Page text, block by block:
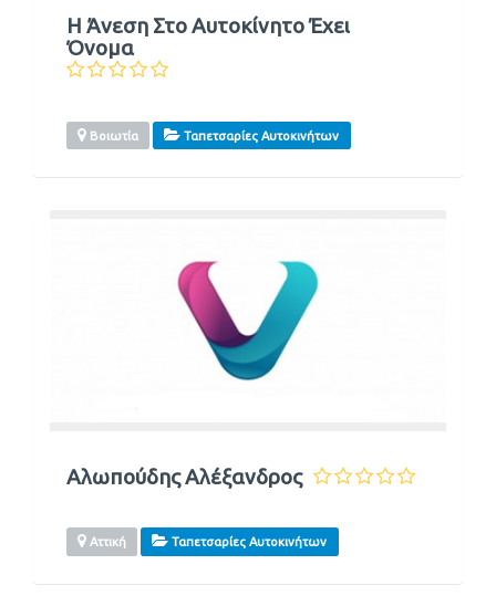
Η Άνεση Στο Αυτοκίνητο Έχει
Όνομα
Βοιωτία Ταπετσαρίες Αυτοκινήτων
Αλωπούδης Αλέξανδρος
Αττική Ταπετσαρίες Αυτοκινήτων